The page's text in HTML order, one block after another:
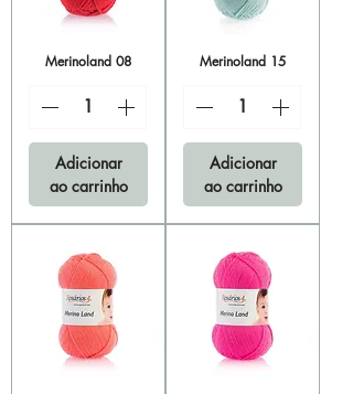
Merinoland 08
Adicionar
ao carrinho
Merinoland 15
Adicionar
ao carrinho